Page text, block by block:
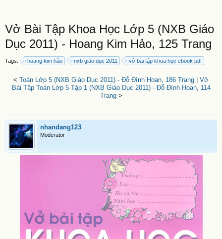
Vở Bài Tập Khoa Học Lớp 5 (NXB Giáo
Dục 2011) - Hoang Kim Hảo, 125 Trang
Tags: hoang kim hảo nxb giáo dục 2011 vở bài tập khoa học ebook pdf
< Toán Lớp 5 (NXB Giáo Dục 2011) - Đỗ Đình Hoan, 186 Trang
Vở
Bài Tập Toán Lớp 5 Tập 1 (NXB Giáo Dục 2011) - Đỗ Đình Hoan, 114
Trang>
nhandang123
Moderator